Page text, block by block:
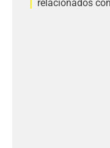
relacionados